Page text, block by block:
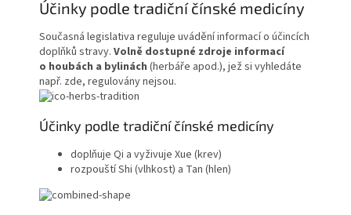
Účinky podle tradiční čínské medicíny
Současná legislativa reguluje uvádění informací o účincích
doplňků stravy. Volně dostupné zdroje informací
o houbách a bylinách (herbáře apod.), jež si vyhledáte
např. zde, regulovány nejsou.
Účinky podle tradiční čínské medicíny
doplňuje Qi a vyživuje Xue (krev)
rozpouští Shi (vlhkost) a Tan (hlen)